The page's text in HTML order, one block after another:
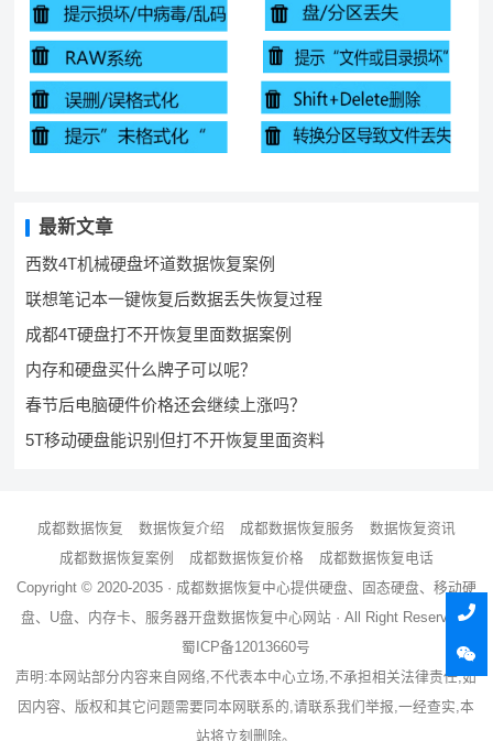
最新文章
西数4T机械硬盘坏道数据恢复案例
联想笔记本一键恢复后数据丢失恢复过程
成都4T硬盘打不开恢复里面数据案例
内存和硬盘买什么牌子可以呢？
春节后电脑硬件价格还会继续上涨吗？
5T移动硬盘能识别但打不开恢复里面资料
成都数据恢复 数据恢复介绍 成都数据恢复服务
数据恢复资讯
成都数据恢复案例
成都数据恢复价格
成都数据恢复电话
Copyright © 2020-2035 · 成都数据恢复中心提供硬盘、固态硬盘、移动硬
盘、U盘、内存卡、服务器开盘数据恢复中心网站 · All Right Reserved ·
蜀ICP备12013660号
声明:本网站部分内容来自网络,不代表本中心立场,不承担相关法律责任,如
因内容、版权和其它问题需要同本网联系的,请联系我们举报,一经查实,本
站将立刻删除。